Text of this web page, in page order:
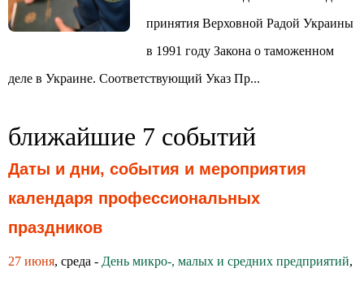
принятия Верховной Радой Украины
в 1991 году Закона о таможенном
деле в Украине. Соответствующий Указ Пр...
ближайшие 7 событий
Даты и дни, события и мероприятия
календаря профессиональных
праздников
27 июня, среда - День микро-, малых и средних предприятий,